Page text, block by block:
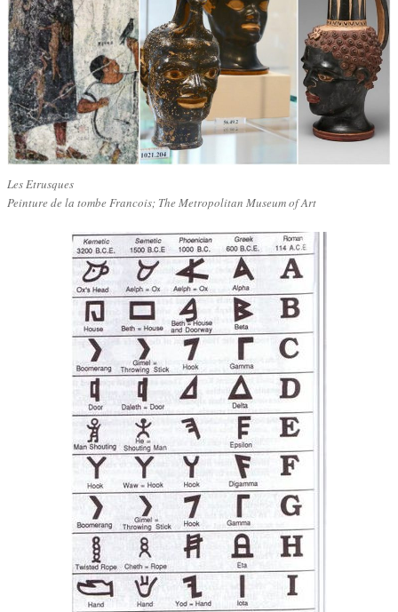
Les Etrusques
Peinture de la tombe Francois; The Metropolitan Museum of Art